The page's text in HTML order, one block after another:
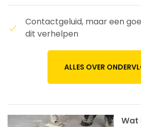
Contactgeluid, maar een
dit verhelpen
ALLES OVER
Wat